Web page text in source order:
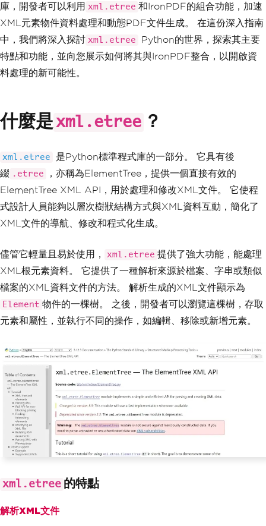
庫，開發者可以利用 xml.etree 和IronPDF的組合功能，加速
XML元素物件資料處理和動態PDF文件生成。 在這份深入指南
中，我們將深入探討 xml.etree
Python的世界，探索其主要
特點和功能，並向您展示如何將其與IronPDF整合，以開啟資
料處理的新可能性。
什麼是xml.etree ？
xml.etree
是Python標準程式庫的一部分。 它具有後
綴 .etree
，亦稱為ElementTree，提供一個直接有效的
ElementTree XML API，用於處理和修改XML文件。 它使程
式設計人員能夠以層次樹狀結構方式與XML資料互動，簡化了
XML文件的導航、修改和程式化生成。
儘管它輕量且易於使用， xml.etree 提供了強大功能，能處理
XML根元素資料。 它提供了一種解析來源於檔案、字串或類似
檔案的XML資料文件的方法。 解析生成的XML文件顯示為
Element 物件的一棵樹。 之後，開發者可以瀏覽這棵樹，存取
元素和屬性，並執行不同的操作，如編輯、移除或新增元素。
xml.etree 的特點
解析XML文件